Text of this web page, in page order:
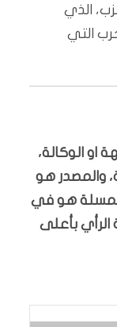
الذي
التي
او الوكالة،
والمصدر هو
هو في
الرأي بأعلى